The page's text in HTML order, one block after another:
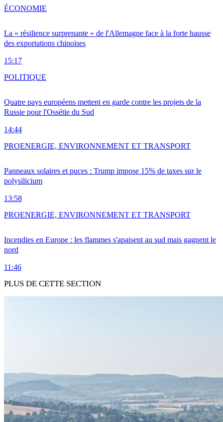
La « résilience surprenante » de l'Allemagne face à la forte hausse
des exportations chinoises
15:17
ÉCONOMIE
Quatre pays européens mettent en garde contre les projets de la
Russie pour l'Ossétie du Sud
14:44
POLITIQUE
Panneaux solaires et puces : Trump impose 15% de taxes sur le
polysilicium
13:58
PROENERGIE, ENVIRONNEMENT ET TRANSPORT
Incendies en Europe : les flammes s'apaisent au sud mais gagnent le
nord
11:46
PROENERGIE, ENVIRONNEMENT ET TRANSPORT
PLUS DE CETTE SECTION